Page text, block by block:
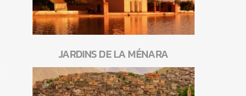
JARDINS DE LA MÉNARA